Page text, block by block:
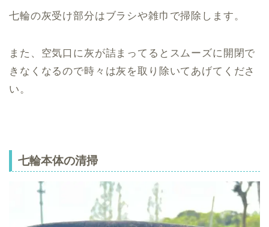
七輪の灰受け部分はブラシや雑巾で掃除します。
また、空気口に灰が詰まってるとスムーズに開閉で
きなくなるので時々は灰を取り除いてあげてくださ
い。
七輪本体の清掃